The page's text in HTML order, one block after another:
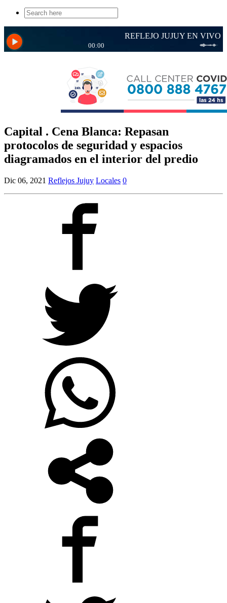
Search
for:
Capital . Cena Blanca: Repasan
protocolos de seguridad y espacios
diagramados en el interior del predio
Dic 06, 2021 Reflejos Jujuy Locales 0